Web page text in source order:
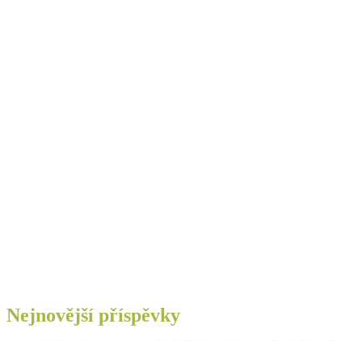
Nejnovější příspěvky